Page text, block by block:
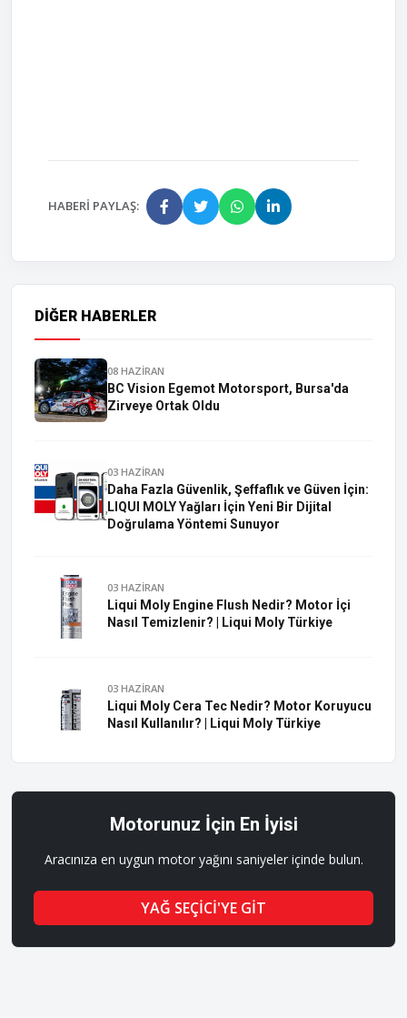
HABERI PAYLAŞ:
DIĞER HABERLER
08 HAZİRAN
BC Vision Egemot Motorsport, Bursa'da
Zirveye Ortak Oldu
03 HAZİRAN
Daha Fazla Güvenlik, Şeffaflık ve Güven İçin:
LIQUI MOLY Yağları İçin Yeni Bir Dijital
Doğrulama Yöntemi Sunuyor
03 HAZİRAN
Liqui Moly Engine Flush Nedir? Motor İçi
Nasıl Temizlenir? | Liqui Moly Türkiye
03 HAZİRAN
Liqui Moly Cera Tec Nedir? Motor Koruyucu
Nasıl Kullanılır? | Liqui Moly Türkiye
Motorunuz İçin En İyisi
Aracınıza en uygun motor yağını saniyeler içinde bulun.
YAĞ SEÇİCİ'YE GİT